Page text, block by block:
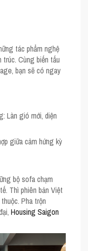
tác phẩm nghệ
Cùng biến tấu
, bạn sẽ có ngay
Làn gió mới, diện
giữa cảm hứng kỳ
bộ sofa chạm
Thì phiên bản Việt
Pha trộn
Housing Saigon